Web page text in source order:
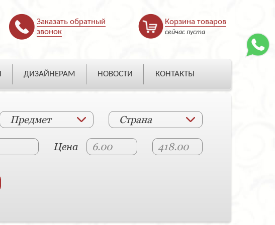
Заказать обратный
звонок
Корзина товаров
сейчас пуста
ДИЗАЙНЕРАМ НОВОСТИ КОНТАКТЫ
Предмет Страна
Цена